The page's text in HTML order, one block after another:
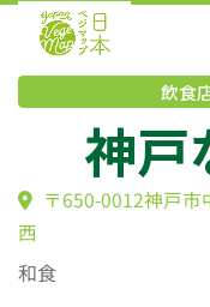
飲
神
〒650-0012神戸
西
和食